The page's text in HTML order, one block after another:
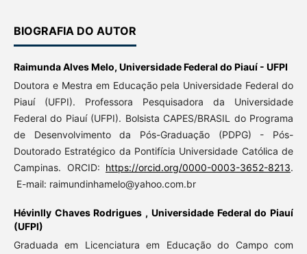
BIOGRAFIA DO AUTOR
Raimunda Alves Melo, Universidade Federal do Piauí - UFPI
Doutora e Mestra em Educação pela Universidade Federal do
Piauí (UFPI). Professora Pesquisadora da Universidade
Federal do Piauí (UFPI). Bolsista CAPES/BRASIL do Programa
de Desenvolvimento da Pós-Graduação (PDPG) - Pós-
Doutorado Estratégico da Pontifícia Universidade Católica de
Campinas. ORCID: https://orcid.org/0000-0003-3652-8213.
E-mail: raimundinhamelo@yahoo.com.br
Hévinlly Chaves Rodrigues , Universidade Federal do Piauí
(UFPI)
Graduada em Licenciatura em Educação do Campo com